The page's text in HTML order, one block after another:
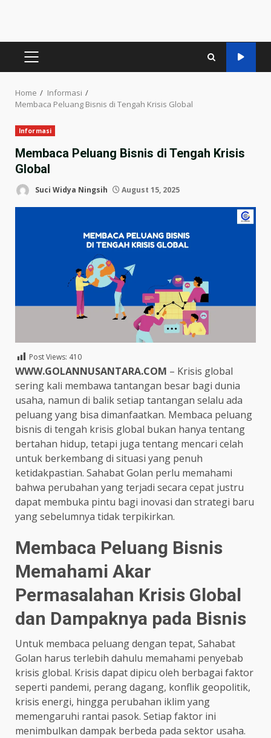
PRIMARY
Home
Informasi
Membaca Peluang Bisnis di Tengah Krisis Global
Informasi
Membaca Peluang Bisnis di Tengah Krisis
Global
Suci Widya Ningsih August 15, 2025
Post Views: 410
WWW.GOLANNUSANTARA.COM – Krisis global
sering kali membawa tantangan besar bagi dunia
usaha, namun di balik setiap tantangan selalu ada
peluang yang bisa dimanfaatkan. Membaca peluang
bisnis di tengah krisis global bukan hanya tentang
bertahan hidup, tetapi juga tentang mencari celah
untuk berkembang di situasi yang penuh
ketidakpastian. Sahabat Golan perlu memahami
bahwa perubahan yang terjadi secara cepat justru
dapat membuka pintu bagi inovasi dan strategi baru
yang sebelumnya tidak terpikirkan.
Membaca Peluang Bisnis
Memahami Akar
Permasalahan Krisis Global
dan Dampaknya pada Bisnis
Untuk membaca peluang dengan tepat, Sahabat
Golan harus terlebih dahulu memahami penyebab
krisis global. Krisis dapat dipicu oleh berbagai faktor
seperti pandemi, perang dagang, konflik geopolitik,
krisis energi, hingga perubahan iklim yang
memengaruhi rantai pasok. Setiap faktor ini
menimbulkan dampak berbeda pada sektor usaha.